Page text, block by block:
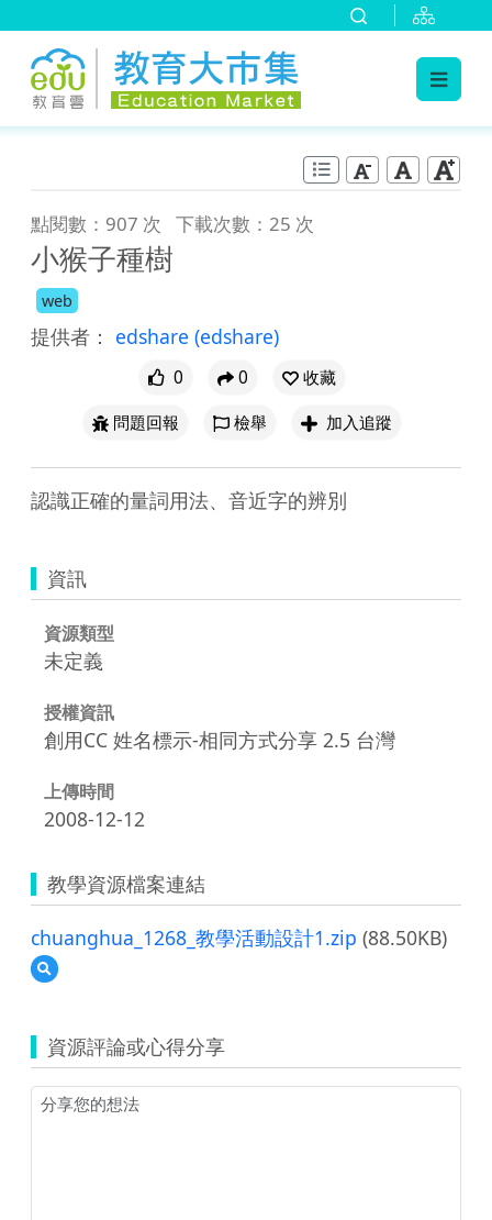
點閱數：907 次 下載次數：25 次
小猴子種樹
web
提供者： edshare (edshare)
0 0
收藏
問題回報
檢舉 加入追蹤
認識正確的量詞用法、音近字的辨別
資訊
資源類型
未定義
授權資訊
創用CC 姓名標示-相同方式分享 2.5 台灣
上傳時間
2008-12-12
教學資源檔案連結
chuanghua_1268_教學活動設計1.zip (88.50KB)
預
覽
學
活
動
設
資源評論或心得分享